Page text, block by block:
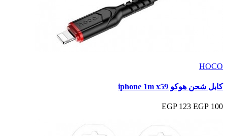
HOCO
كابل شحن هوكو iphone 1m x59
100 EGP
123 EGP